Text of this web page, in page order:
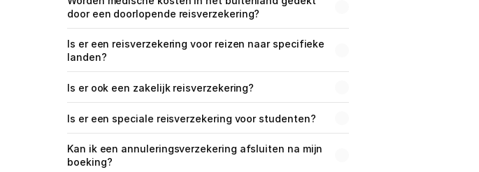
door een doorlopende reisverzekering?
Is er een reisverzekering voor reizen naar specifieke
landen?
Is er ook een zakelijk reisverzekering?
Is er een speciale reisverzekering voor studenten?
Kan ik een annuleringsverzekering afsluiten na mijn
boeking?